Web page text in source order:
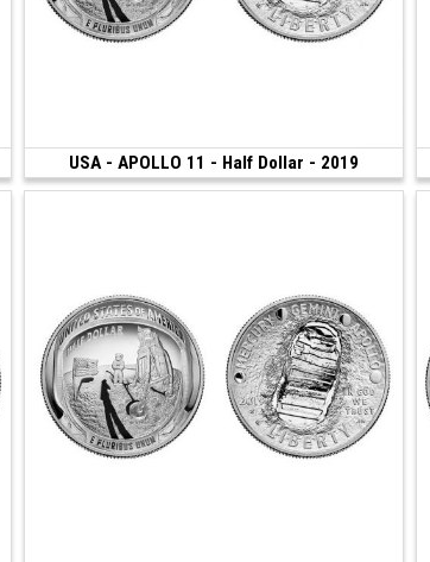
USA - APOLLO 11 - Half Dollar - 2019180 €
(2019 • San Francisco)